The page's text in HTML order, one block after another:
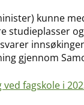
kunne
studieplasser
gjennom
fagskole i